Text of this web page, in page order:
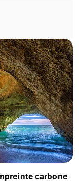
carbone